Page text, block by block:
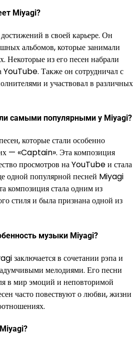
Miyagi?
в своей карьере. Он
альбомов, которые занимали
Некоторые из его песен набрали
Также он сотрудничал с
и участвовал в различных
самыми популярными у Miyagi?
которые стали особенно
— «Captain». Эта композиция
просмотров на YouTube и стала
одной популярной песней Miyagi
композиция стала одним из
стиля и была признана одной из
музыки Miyagi?
заключается в сочетании рэпа и
мелодиями. Его песни
в мир эмоций и неповторимой
часто повествуют о любви, жизни